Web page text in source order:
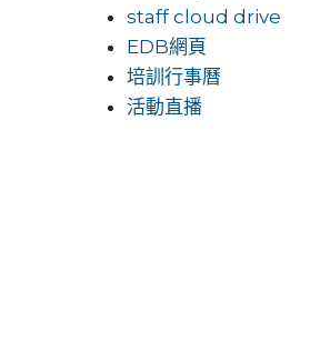
staff cloud drive
EDB網頁
培訓行事曆
活動直播